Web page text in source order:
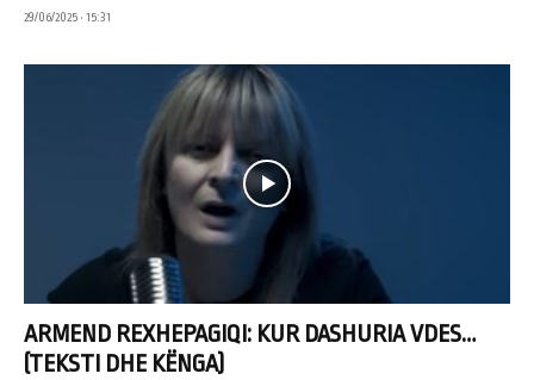
29/06/2025 • 15:31
ARMEND REXHEPAGIQI: KUR DASHURIA VDES…
(TEKSTI DHE KËNGA)